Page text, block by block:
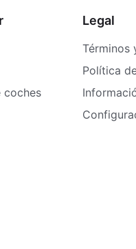
coches
Legal
Términos
Política